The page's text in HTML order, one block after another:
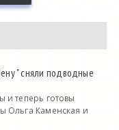
" сняли подводные
и теперь готовы
Ольга Каменская и